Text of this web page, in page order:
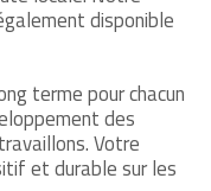
disponible
terme pour chacun
des
Votre
et durable sur les